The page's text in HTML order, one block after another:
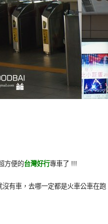
方便的台灣好行專車了 !!!
沒有車，去哪一定都是火車公車在跑